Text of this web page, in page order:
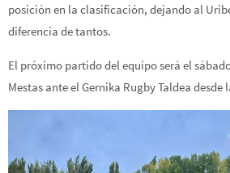
posición en la clasificación, dejando al
diferencia de tantos.
El próximo partido del equipo será el
Mestas ante el Gernika Rugby Taldea